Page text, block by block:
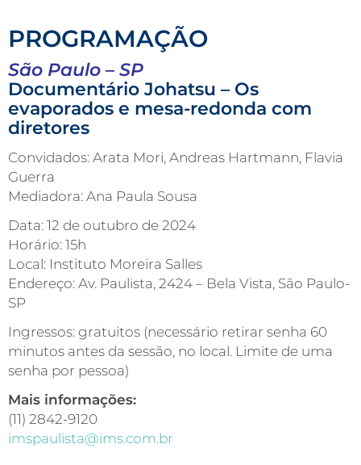
PROGRAMAÇÃO
São Paulo – SP
Documentário Johatsu – Os
evaporados e mesa-redonda com
diretores
Convidados: Arata Mori, Andreas Hartmann, Flavia
Guerra
Mediadora: Ana Paula Sousa
Data: 12 de outubro de 2024
Horário: 15h
Local: Instituto Moreira Salles
Endereço: Av. Paulista, 2424 – Bela Vista, São Paulo-
SP
Ingressos: gratuitos (necessário retirar senha 60
minutos antes da sessão, no local. Limite de uma
senha por pessoa)
Mais informações:
(11) 2842-9120
imspaulista@ims.com.br